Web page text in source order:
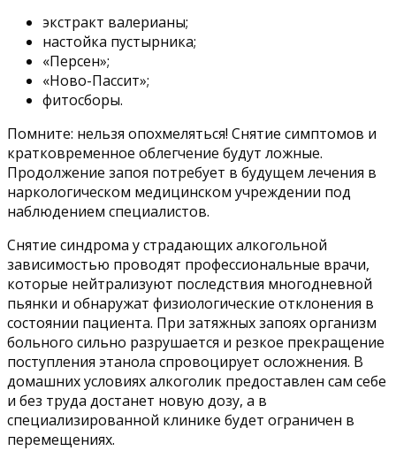
экстракт валерианы;
настойка пустырника;
«Персен»;
«Ново-Пассит»;
фитосборы.
Помните: нельзя опохмеляться! Снятие симптомов и
кратковременное облегчение будут ложные.
Продолжение запоя потребует в будущем лечения в
наркологическом медицинском учреждении под
наблюдением специалистов.
Снятие синдрома у страдающих алкогольной
зависимостью проводят профессиональные врачи,
которые нейтрализуют последствия многодневной
пьянки и обнаружат физиологические отклонения в
состоянии пациента. При затяжных запоях организм
больного сильно разрушается и резкое прекращение
поступления этанола спровоцирует осложнения. В
домашних условиях алкоголик предоставлен сам себе
и без труда достанет новую дозу, а в
специализированной клинике будет ограничен в
перемещениях.